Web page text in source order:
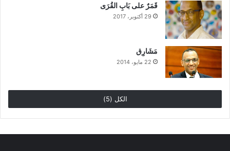
قَمَرٌ على بَابِ القُرَى
29 أكتوبر، 2017
مَشَارِق
22 مايو، 2014
الكل (5)